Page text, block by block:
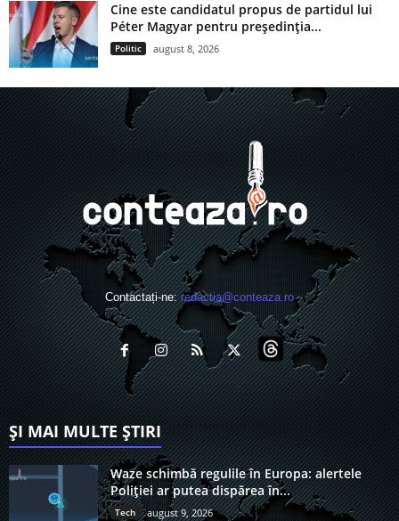
Cine este candidatul propus de partidul lui
Péter Magyar pentru președinția...
Politic august 8, 2026
Contactați-ne:redactia@conteaza.ro
ȘI MAI MULTE ȘTIRI
Waze schimbă regulile în Europa: alertele
Poliției ar putea dispărea în...
Tech august 9, 2026